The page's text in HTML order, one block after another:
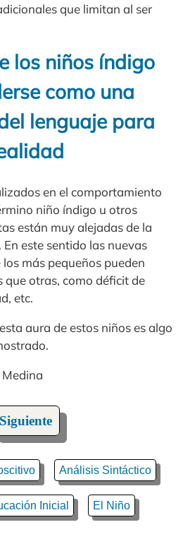
que limitan al ser
los niños índigo
como una
lenguaje para
en el comportamiento
niño índigo u otros
están muy alejadas de la
este sentido las nuevas
más pequeños pueden
otras, como déficit de
etc.
aura de estos niños es algo
Siguiente
Análisis Sintáctico
Inicial El Niño